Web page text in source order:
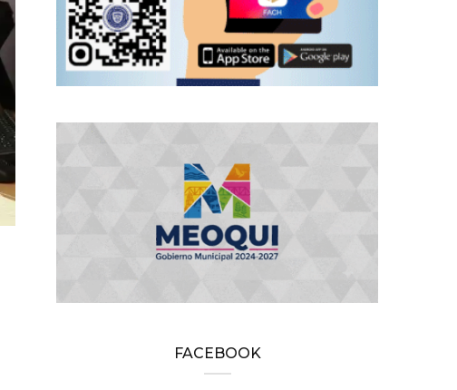
FACEBOOK